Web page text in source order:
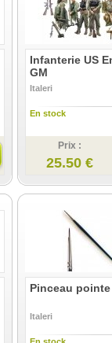
Infanterie US
GM
Italeri
En stock
Prix :
25.50 €
Pinceau
Italeri